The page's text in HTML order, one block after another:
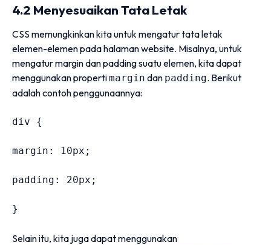
4.2 Menyesuaikan Tata Letak
CSS memungkinkan kita untuk mengatur tata letak
elemen-elemen pada halaman website. Misalnya, untuk
mengatur margin dan padding suatu elemen, kita dapat
menggunakan propertimargin dan padding. Berikut
adalah contoh penggunaannya:
div {
margin : 10px ;
padding : 20px ;
}
Selain itu, kita juga dapat menggunakan